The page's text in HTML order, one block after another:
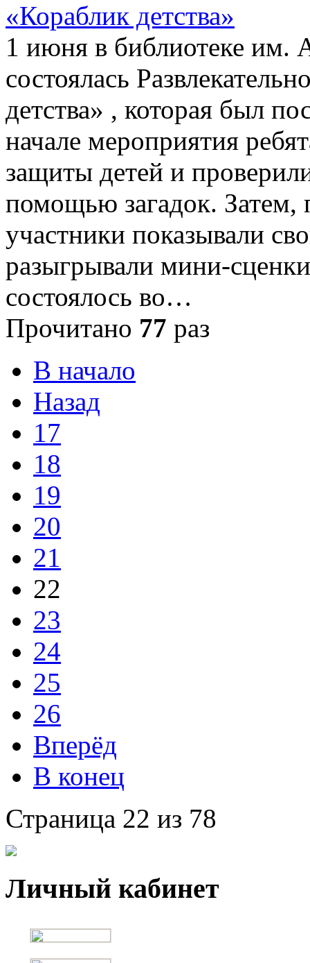
1 июня в библиотеке им.
состоялась
детства» , которая был
начале мероприятия
защиты детей и
помощью загадок.
участники показывали
разыгрывали мини-
состоялось во…
Прочитано 77 раз
В начало
Назад
17
18
19
20
21
22
23
24
25
26
Вперёд
В конец
Страница 22 из 78
Личный кабинет